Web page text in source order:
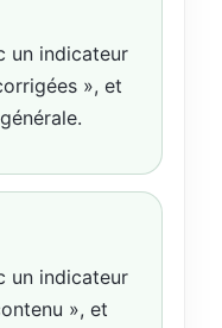
un indicateur
», et
un indicateur
», et